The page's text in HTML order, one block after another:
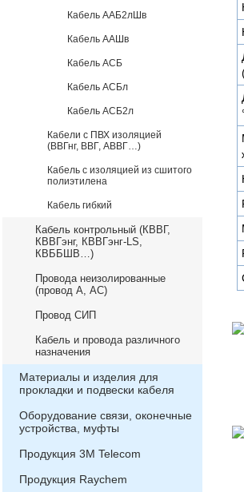
Кабель ААБ2лШв
Кабель ААШв
Кабель АСБ
Кабель АСБл
Кабель АСБ2л
Кабели с ПВХ изоляцией
(ВВГнг, ВВГ, АВВГ…)
Кабель с изоляцией из сшитого
полиэтилена
Кабель гибкий
Кабель контрольный (КВВГ,
КВВГэнг, КВВГэнг-LS,
КВББШВ…)
Провода неизолированные
(провод А, АС)
Провод СИП
Кабель и провода различного
назначения
Материалы и изделия для
прокладки и подвески кабеля
Оборудование связи, оконечные
устройства, муфты
Продукция 3М Telecom
Продукция Raychem